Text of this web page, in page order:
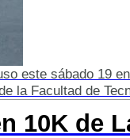
este sábado 19
la Facultad de
10K de